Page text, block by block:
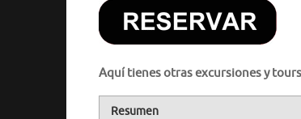
Aquí tienes otras excursiones y
Resumen